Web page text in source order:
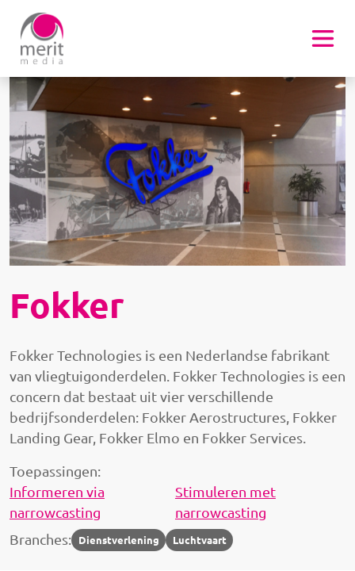
Overslaan en naar de inhoud gaan
Afbeelding
Fokker
Fokker Technologies is een Nederlandse fabrikant
van vliegtuigonderdelen. Fokker Technologies is een
concern dat bestaat uit vier verschillende
bedrijfsonderdelen: Fokker Aerostructures, Fokker
Landing Gear, Fokker Elmo en Fokker Services.
Toepassingen:
Informeren via
narrowcasting
Stimuleren met
narrowcasting
Branches: Dienstverlening Luchtvaart